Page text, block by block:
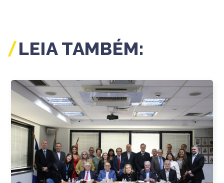
LEIA TAMBÉM: